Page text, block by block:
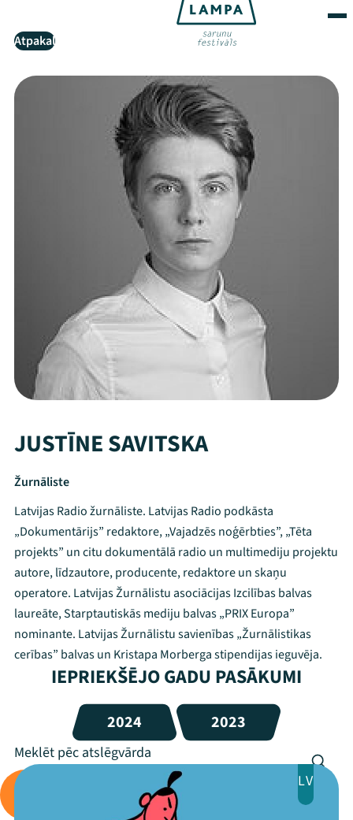
Atpakaļ
JUSTĪNE SAVITSKA
Žurnāliste
Latvijas Radio žurnāliste. Latvijas Radio podkāsta
„Dokumentārijs” redaktore, „Vajadzēs noģērbties”, „Tēta
projekts” un citu dokumentālā radio un multimediju projektu
autore, līdzautore, producente, redaktore un skaņu
operatore. Latvijas Žurnālistu asociācijas Izcilības balvas
laureāte, Starptautiskās mediju balvas „PRIX Europa”
nominante. Latvijas Žurnālistu savienības „Žurnālistikas
cerības” balvas un Kristapa Morberga stipendijas ieguvēja.
IEPRIEKŠĒJO GADU PASĀKUMI
2024 2023
LV